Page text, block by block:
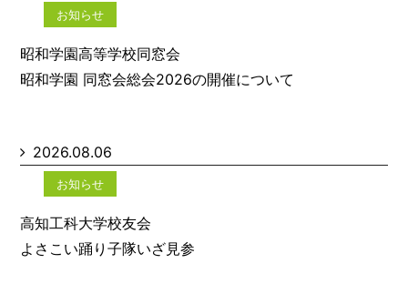
お知らせ
昭和学園高等学校同窓会
昭和学園 同窓会総会2026の開催について
2026.08.06
お知らせ
高知工科大学校友会
よさこい踊り子隊いざ見参